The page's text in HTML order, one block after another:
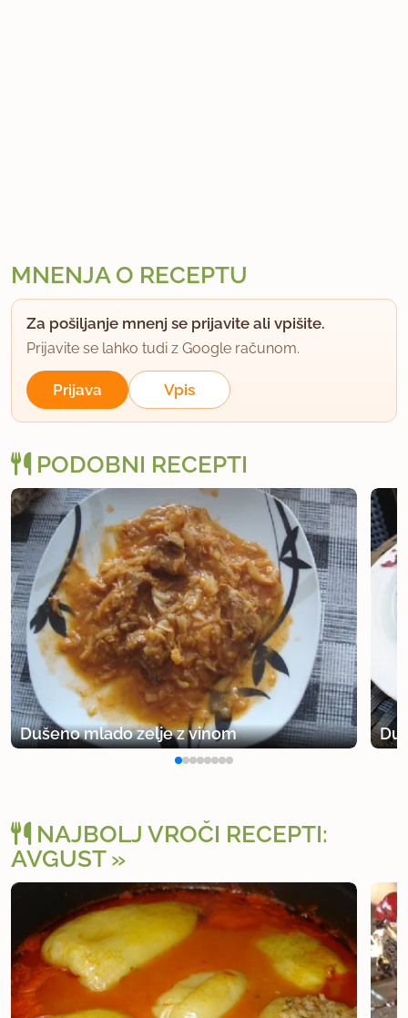
MNENJA O RECEPTU
Za pošiljanje mnenj se prijavite ali vpišite.
Prijavite se lahko tudi z Google računom.
Prijava Vpis
PODOBNI RECEPTI
Dušeno mlado zelje z vinom
NAJBOLJ VROČI RECEPTI:
AVGUST